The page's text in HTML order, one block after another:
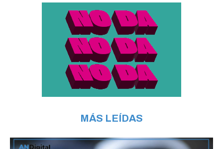
MÁS LEÍDAS